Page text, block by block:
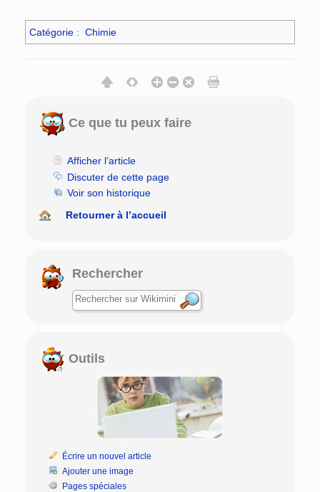
Catégorie : Chimie
Ce que tu peux faire
Afficher l’article
Discuter de cette page
Voir son historique
Retourner à l’accueil
Rechercher
Outils
Écrire un nouvel article
Ajouter une image
Pages spéciales